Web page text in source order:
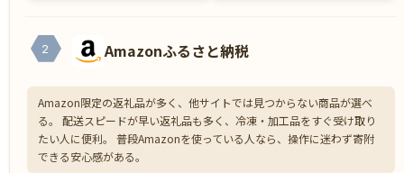
2 Amazonふるさと納税
Amazon限定の返礼品が多く、他サイトでは見つからない商品が選べ
る。 配送スピードが早い返礼品も多く、冷凍・加工品をすぐ受け取り
たい人に便利。 普段Amazonを使っている人なら、操作に迷わず寄附
できる安心感がある。